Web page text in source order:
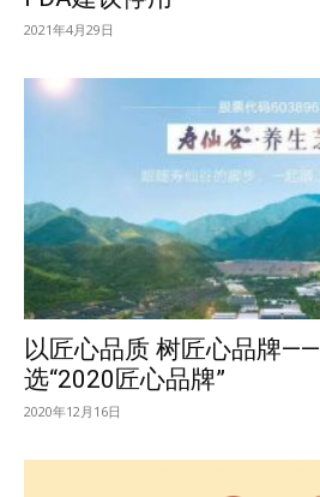
2021年4月29日
以匠心品质 树匠心品牌——
选“2020匠心品牌”
2020年12月16日